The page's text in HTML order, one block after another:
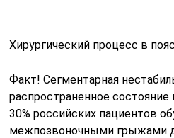
Хирургический процесс в
Факт! Сегментарная
распространенное состояние
30% российских пациентов
межпозвоночными грыжами